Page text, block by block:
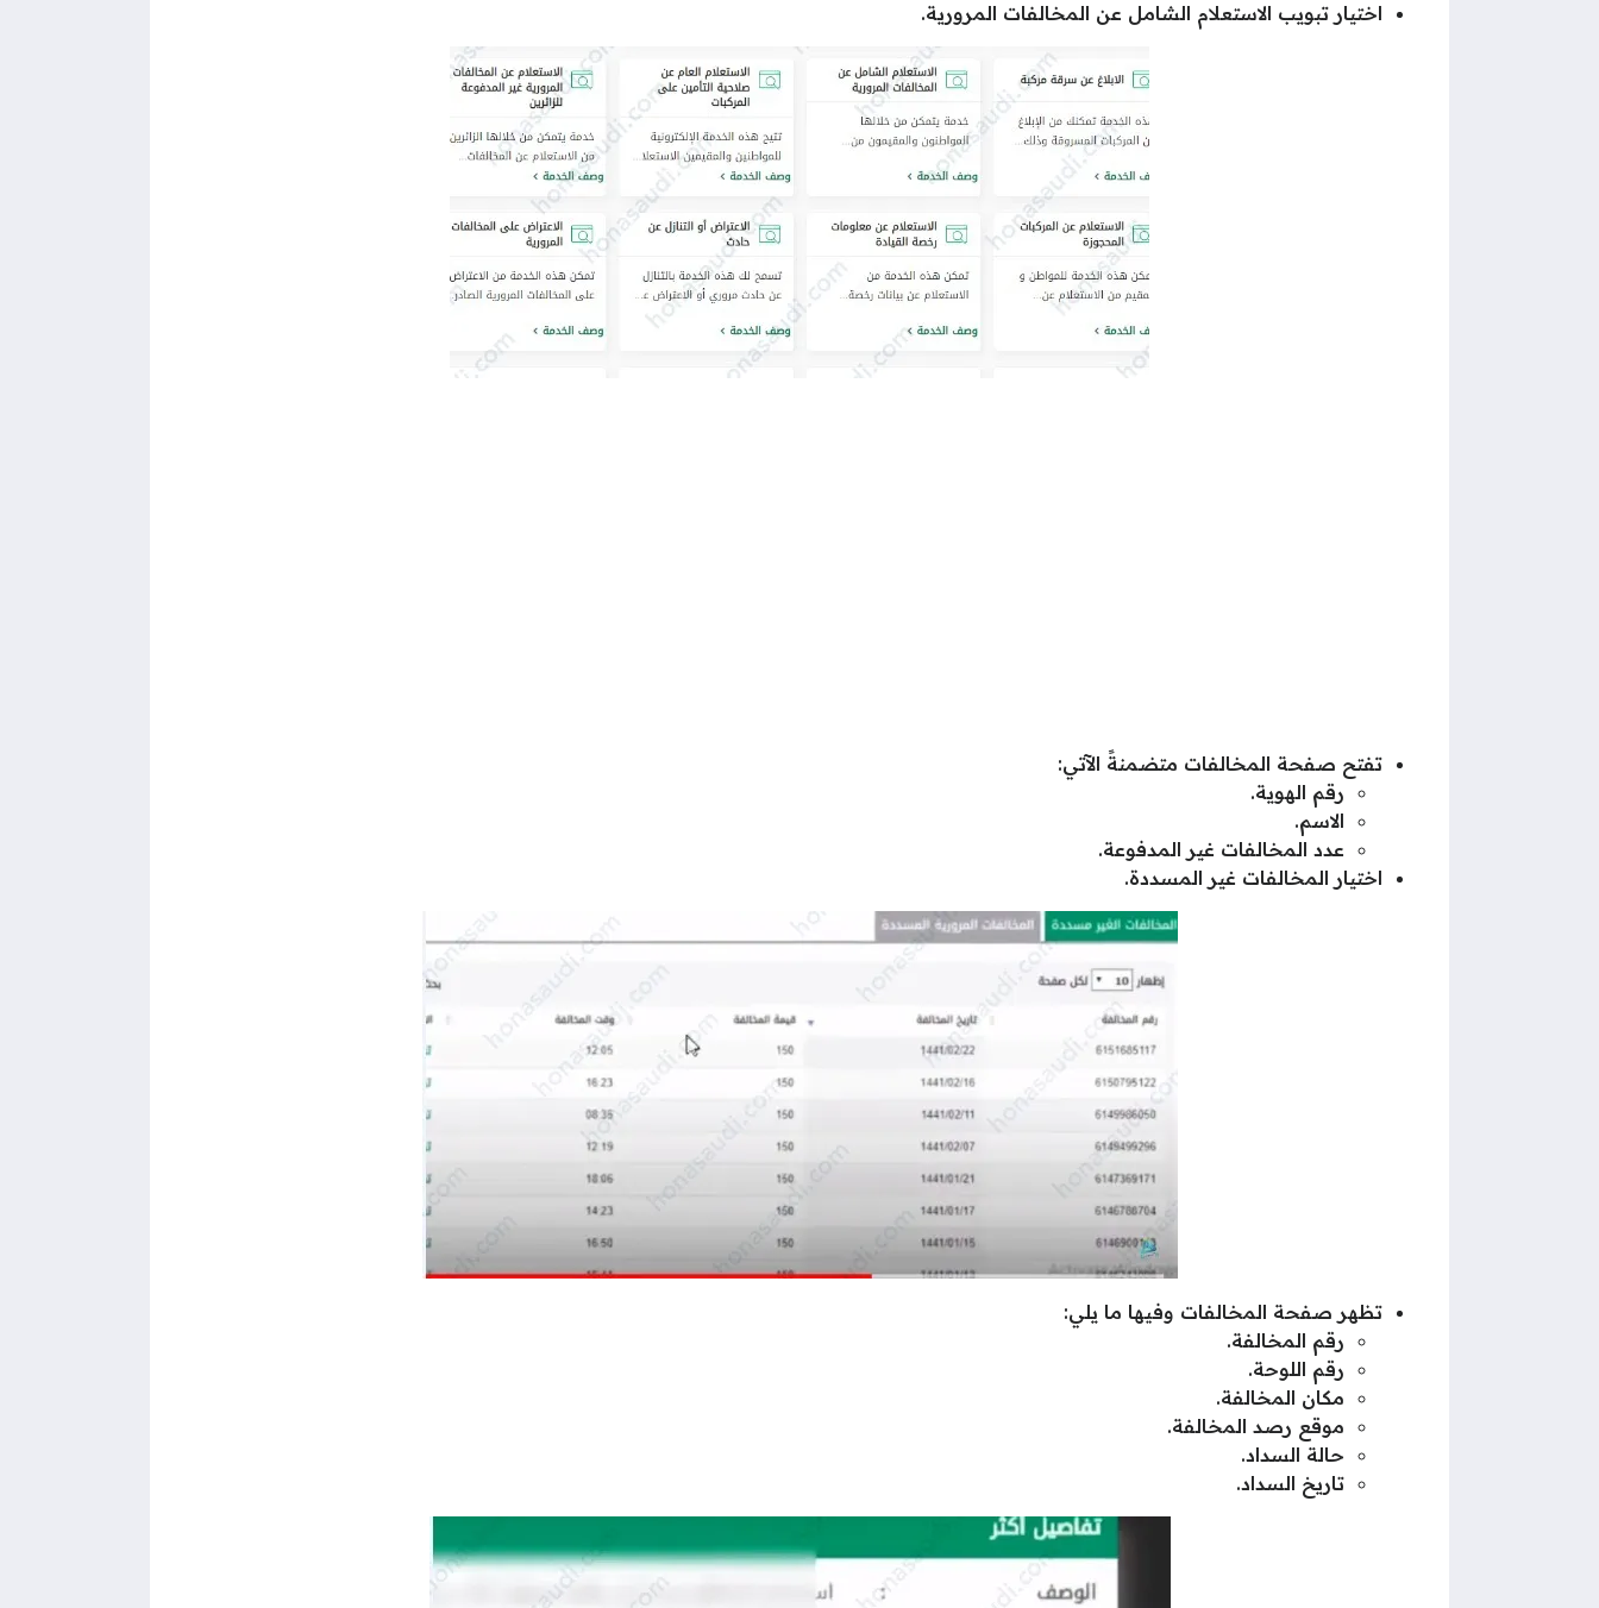
اختيار تبويب الاستعلام الشامل عن المخالفات المرورية.
تفتح صفحة المخالفات متضمنةً الآتي:
رقم الهوية.
الاسم.
عدد المخالفات غير المدفوعة.
اختيار المخالفات غير المسددة.
تظهر صفحة المخالفات وفيها ما يلي:
رقم المخالفة.
رقم اللوحة.
مكان المخالفة.
موقع رصد المخالفة.
حالة السداد.
تاريخ السداد.